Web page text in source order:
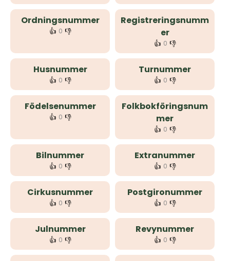
Ordningsnummer
👍 0 👎
Registreringsnumm
er
👍 0 👎
Husnummer
👍 0 👎
Turnummer
👍 0 👎
Födelsenummer
👍 0 👎
Folkbokföringsnum
mer
👍 0 👎
Bilnummer
👍 0 👎
Extranummer
👍 0 👎
Cirkusnummer
👍 0 👎
Postgironummer
👍 0 👎
Julnummer
👍 0 👎
Revynummer
👍 0 👎